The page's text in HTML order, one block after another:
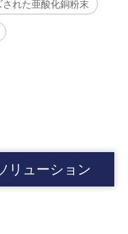
れた亜酸化銅粉末
リューション